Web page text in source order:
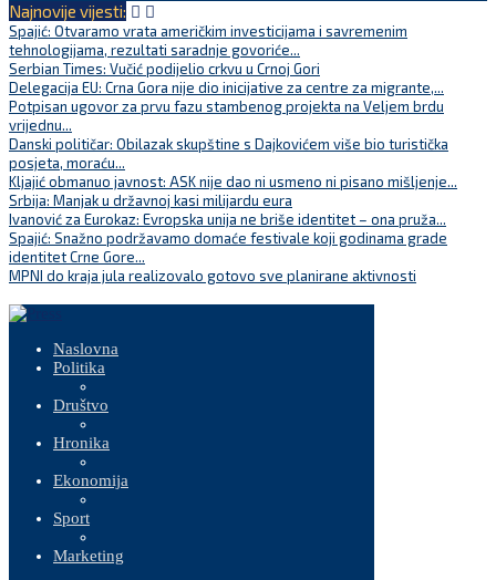
Najnovije vijesti:
Spajić: Otvaramo vrata američkim investicijama i savremenim
tehnologijama, rezultati saradnje govoriće...
Serbian Times: Vučić podijelio crkvu u Crnoj Gori
Delegacija EU: Crna Gora nije dio inicijative za centre za migrante,...
Potpisan ugovor za prvu fazu stambenog projekta na Veljem brdu
vrijednu...
Danski političar: Obilazak skupštine s Dajkovićem više bio turistička
posjeta, moraću...
Kljajić obmanuo javnost: ASK nije dao ni usmeno ni pisano mišljenje...
Srbija: Manjak u državnoj kasi milijardu eura
Ivanović za Eurokaz: Evropska unija ne briše identitet – ona pruža...
Spajić: Snažno podržavamo domaće festivale koji godinama grade
identitet Crne Gore...
MPNI do kraja jula realizovalo gotovo sve planirane aktivnosti
Naslovna
Politika
Društvo
Hronika
Ekonomija
Sport
Marketing